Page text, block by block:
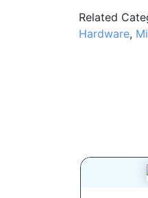
Related
Hardware,